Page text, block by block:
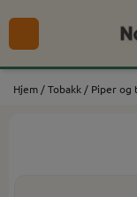
Hopp til innhold
Hjem /Tobakk / Piper og